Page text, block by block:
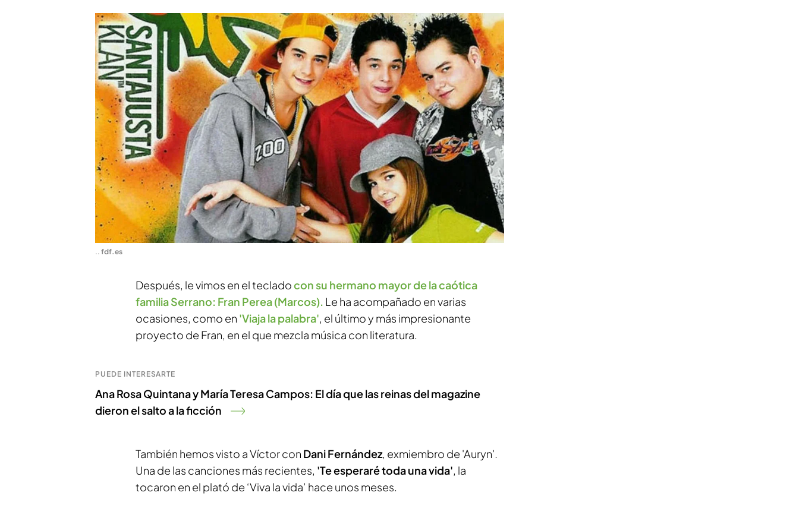
.. fdf.es
Después, le vimos en el tecladocon su hermano mayor de la caótica
familia Serrano: Fran Perea (Marcos). Le ha acompañado en varias
ocasiones, como en 'Viaja la palabra', el último y más impresionante
proyecto de Fran, en el que mezcla música con literatura.
PUEDE INTERESARTE
Ana Rosa Quintana y María Teresa Campos: El día que las reinas del magazine
dieron el salto a la ficción
También hemos visto a Víctor con Dani Fernández, exmiembro de 'Auryn'.
Una de las canciones más recientes, 'Te esperaré toda una vida', la
tocaron en el plató de ‘Viva la vida’ hace unos meses.